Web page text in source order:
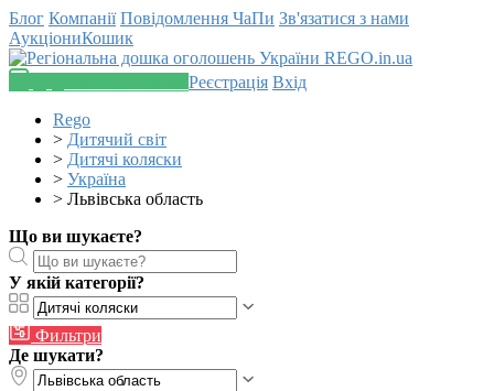
Блог Компанії Повідомлення ЧаПи Зв'язатися з нами
АукціониКошик
Реєстрація Вхід
Rego
> Дитячий світ
> Дитячі коляски
> Україна
> Львівська область
Що ви шукаєте?
У якій категорії?
Фильтри
Де шукати?